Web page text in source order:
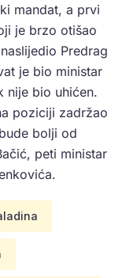
mandat, a prvi
je brzo otišao
Predrag
je bio ministar
nije bio uhićen.
poziciji zadržao
bolji od
peti ministar